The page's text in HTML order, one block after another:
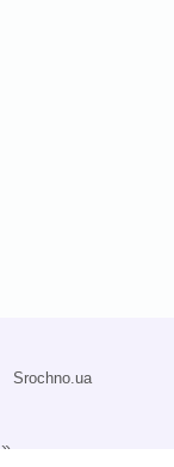
Srochno.ua
»